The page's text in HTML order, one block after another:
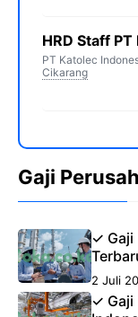
HRD Staff
PT Katolec
Cikarang
Gaji
✓ Gaji
2 Juli
✓ Gaji